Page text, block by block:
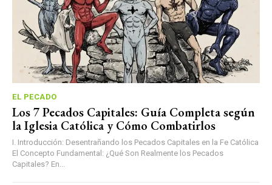
EL PECADO
Los 7 Pecados Capitales: Guía Completa según
la Iglesia Católica y Cómo Combatirlos
I. Introducción: Desentrañando los Pecados Capitales en la Fe Católica
El Concepto Fundamental: ¿Qué Son Realmente los Pecados
Capitales? En...